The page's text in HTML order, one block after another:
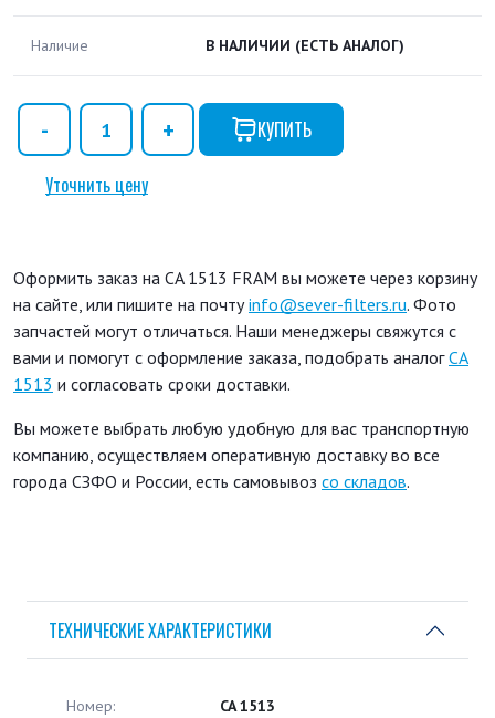
Наличие В НАЛИЧИИ (ЕСТЬ АНАЛОГ)
КУПИТЬ
Уточнить цену
Оформить заказ на CA 1513 FRAM вы можете через корзину
на сайте, или пишите на почтуinfo@sever-filters.ru. Фото
запчастей могут отличаться. Наши менеджеры свяжутся с
вами и помогут с оформление заказа, подобрать аналогCA
1513 и согласовать сроки доставки.
Вы можете выбрать любую удобную для вас транспортную
компанию, осуществляем оперативную доставку во все
города СЗФО и России, есть самовывоз со складов.
ТЕХНИЧЕСКИЕ ХАРАКТЕРИСТИКИ
Номер: CA 1513